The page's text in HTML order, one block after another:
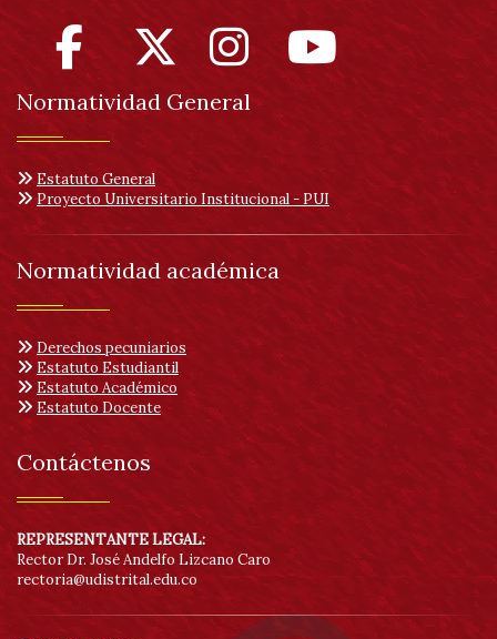
Normatividad General
Estatuto General
Proyecto Universitario Institucional - PUI
Normatividad académica
Derechos pecuniarios
Estatuto Estudiantil
Estatuto Académico
Estatuto Docente
Contáctenos
REPRESENTANTE LEGAL:
Rector Dr. José Andelfo Lizcano Caro
rectoria@udistrital.edu.co